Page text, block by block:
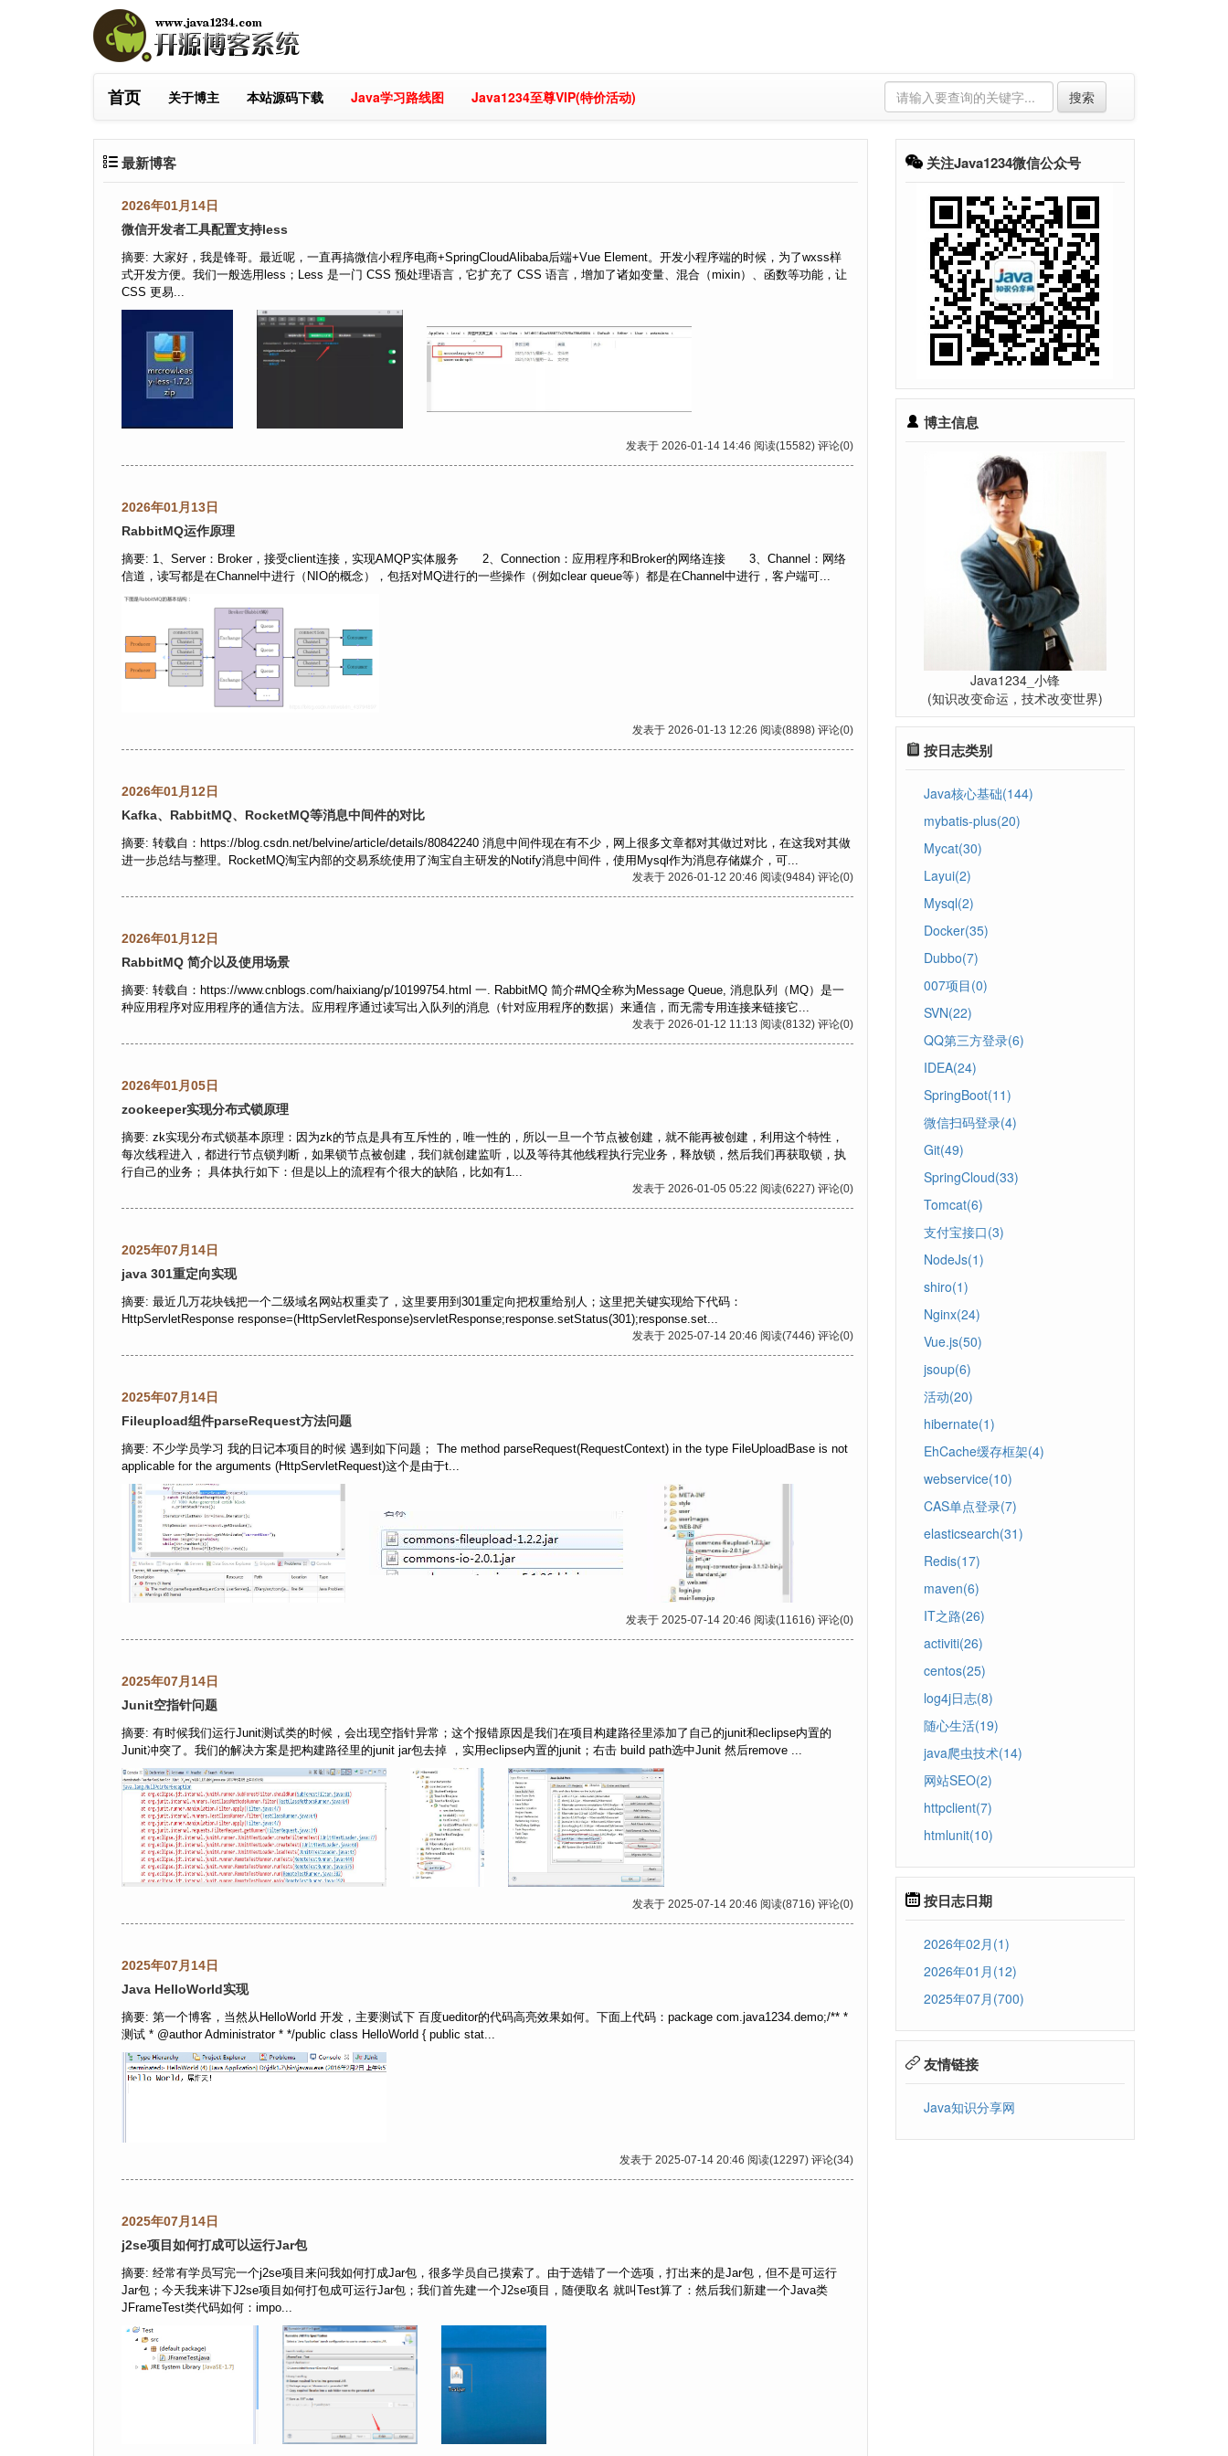
首页 关于博主 本站源码下载 Java学习路线图 Java1234至尊VIP(特价活动) 搜索
最新博客
2026年01月14日
微信开发者工具配置支持less
摘要: 大家好，我是锋哥。最近呢，一直再搞微信小程序电商+SpringCloudAlibaba后端+Vue Element。开发小程序端的时候，为了wxss样
式开发方便。我们一般选用less；Less 是一门 CSS 预处理语言，它扩充了 CSS 语言，增加了诸如变量、混合（mixin）、函数等功能，让
CSS 更易...
发表于 2026-01-14 14:46 阅读(15582) 评论(0)
2026年01月13日
RabbitMQ运作原理
摘要: 1、Server：Broker，接受client连接，实现AMQP实体服务 2、Connection：应用程序和Broker的网络连接 3、Channel：网络
信道，读写都是在Channel中进行（NIO的概念），包括对MQ进行的一些操作（例如clear queue等）都是在Channel中进行，客户端可...
发表于 2026-01-13 12:26 阅读(8898) 评论(0)
2026年01月12日
Kafka、RabbitMQ、RocketMQ等消息中间件的对比
摘要: 转载自：https://blog.csdn.net/belvine/article/details/80842240 消息中间件现在有不少，网上很多文章都对其做过对比，在这我对其做
进一步总结与整理。RocketMQ淘宝内部的交易系统使用了淘宝自主研发的Notify消息中间件，使用Mysql作为消息存储媒介，可...
发表于 2026-01-12 20:46 阅读(9484) 评论(0)
2026年01月12日
RabbitMQ 简介以及使用场景
摘要: 转载自：https://www.cnblogs.com/haixiang/p/10199754.html 一. RabbitMQ 简介#MQ全称为Message Queue, 消息队列（MQ）是一
种应用程序对应用程序的通信方法。应用程序通过读写出入队列的消息（针对应用程序的数据）来通信，而无需专用连接来链接它...
发表于 2026-01-12 11:13 阅读(8132) 评论(0)
2026年01月05日
zookeeper实现分布式锁原理
摘要: zk实现分布式锁基本原理：因为zk的节点是具有互斥性的，唯一性的，所以一旦一个节点被创建，就不能再被创建，利用这个特性，
每次线程进入，都进行节点锁判断，如果锁节点被创建，我们就创建监听，以及等待其他线程执行完业务，释放锁，然后我们再获取锁，执
行自己的业务； 具体执行如下：但是以上的流程有个很大的缺陷，比如有1...
发表于 2026-01-05 05:22 阅读(6227) 评论(0)
2025年07月14日
java 301重定向实现
摘要: 最近几万花块钱把一个二级域名网站权重卖了，这里要用到301重定向把权重给别人；这里把关键实现给下代码：
HttpServletResponse response=(HttpServletResponse)servletResponse;response.setStatus(301);response.set...
发表于 2025-07-14 20:46 阅读(7446) 评论(0)
2025年07月14日
Fileupload组件parseRequest方法问题
摘要: 不少学员学习 我的日记本项目的时候 遇到如下问题； The method parseRequest(RequestContext) in the type FileUploadBase is not
applicable for the arguments (HttpServletRequest)这个是由于t...
发表于 2025-07-14 20:46 阅读(11616) 评论(0)
2025年07月14日
Junit空指针问题
摘要: 有时候我们运行Junit测试类的时候，会出现空指针异常；这个报错原因是我们在项目构建路径里添加了自己的junit和eclipse内置的
Junit冲突了。我们的解决方案是把构建路径里的junit jar包去掉 ，实用eclipse内置的junit；右击 build path选中Junit 然后remove ...
发表于 2025-07-14 20:46 阅读(8716) 评论(0)
2025年07月14日
Java HelloWorld实现
摘要: 第一个博客，当然从HelloWorld 开发，主要测试下 百度ueditor的代码高亮效果如何。下面上代码：package com.java1234.demo;/** *
测试 * @author Administrator * */public class HelloWorld { public stat...
发表于 2025-07-14 20:46 阅读(12297) 评论(34)
2025年07月14日
j2se项目如何打成可以运行Jar包
摘要: 经常有学员写完一个j2se项目来问我如何打成Jar包，很多学员自己摸索了。由于选错了一个选项，打出来的是Jar包，但不是可运行
Jar包；今天我来讲下J2se项目如何打包成可运行Jar包；我们首先建一个J2se项目，随便取名 就叫Test算了：然后我们新建一个Java类
JFrameTest类代码如何：impo...
关注Java1234微信公众号
博主信息
Java1234_小锋
(知识改变命运，技术改变世界)
按日志类别
Java核心基础(144)
mybatis-plus(20)
Mycat(30)
Layui(2)
Mysql(2)
Docker(35)
Dubbo(7)
007项目(0)
SVN(22)
QQ第三方登录(6)
IDEA(24)
SpringBoot(11)
微信扫码登录(4)
Git(49)
SpringCloud(33)
Tomcat(6)
支付宝接口(3)
NodeJs(1)
shiro(1)
Nginx(24)
Vue.js(50)
jsoup(6)
活动(20)
hibernate(1)
EhCache缓存框架(4)
webservice(10)
CAS单点登录(7)
elasticsearch(31)
Redis(17)
maven(6)
IT之路(26)
activiti(26)
centos(25)
log4j日志(8)
随心生活(19)
java爬虫技术(14)
网站SEO(2)
httpclient(7)
htmlunit(10)
按日志日期
2026年02月(1)
2026年01月(12)
2025年07月(700)
友情链接
Java知识分享网